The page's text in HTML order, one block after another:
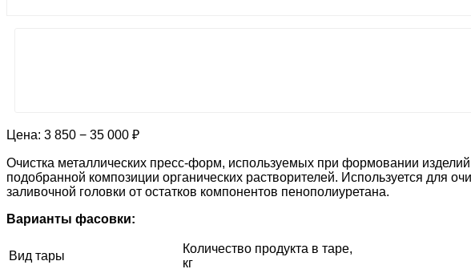
Цена: 3 850 − 35 000 ₽
Очистка металлических пресс-форм, используемых при формовании
подобранной композиции органических растворителей. Используется для
заливочной головки от остатков компонентов пенополиуретана.
Варианты фасовки:
Вид тары
Количество продукта в таре,
кг